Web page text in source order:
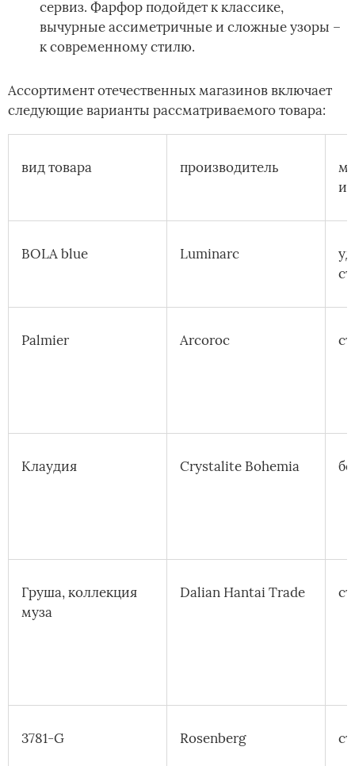
сервиз. Фарфор подойдет к классике,
вычурные ассиметричные и сложные узоры –
к современному стилю.
Ассортимент отечественных магазинов включает
следующие варианты рассматриваемого товара:
вид товара производитель
BOLA blue Luminarc
Palmier Arcoroc
Клаудия Crystalite Bohemia
Груша, коллекция
муза
Dalian Hantai Trade
3781-G Rosenberg